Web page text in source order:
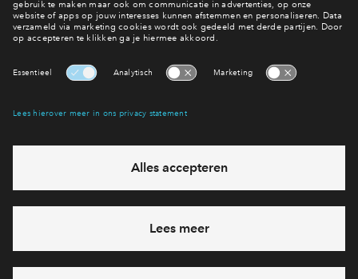
Op de hoogte blijven?
Lees meer nieuws
eventuele projecten
Ja, ik wil mij aanmelden
Heb je een vraag en wil je direct antwoord? Bel ons op088
712 26 37